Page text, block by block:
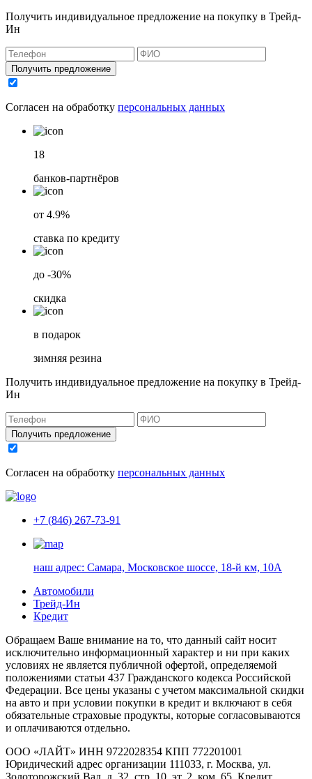
Получить индивидуальное предложение на покупку в Трейд-
Ин
Получить предложение
Согласен на обработку персональных данных
18
банков-партнёров
от 4.9%
ставка по кредиту
до -30%
скидка
в подарок
зимняя резина
Получить индивидуальное предложение на покупку в Трейд-
Ин
Получить предложение
Согласен на обработку персональных данных
+7 (846) 267-73-91
наш адрес: Самара, Московское шоссе, 18-й км, 10А
Автомобили
Трейд-Ин
Кредит
Обращаем Ваше внимание на то, что данный сайт носит
исключительно информационный характер и ни при каких
условиях не является публичной офертой, определяемой
положениями статьи 437 Гражданского кодекса Российской
Федерации. Все цены указаны с учетом максимальной скидки
на авто и при условии покупки в кредит и включают в себя
обязательные страховые продукты, которые согласовываются
и оплачиваются отдельно.
ООО «ЛАЙТ» ИНН 9722028354 КПП 772201001
Юридический адрес организации 111033, г. Москва, ул.